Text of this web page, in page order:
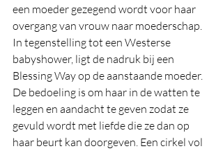
een moeder gezegend wordt voor haar
overgang van vrouw naar moederschap.
In tegenstelling tot een Westerse
babyshower, ligt de nadruk bij een
Blessing Way op de aanstaande moeder.
De bedoeling is om haar in de watten te
leggen en aandacht te geven zodat ze
gevuld wordt met liefde die ze dan op
haar beurt kan doorgeven. Een cirkel vol